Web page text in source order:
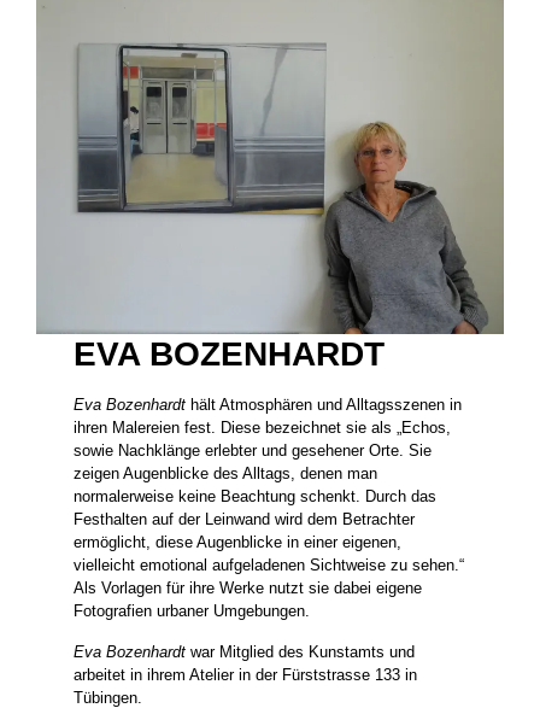
EVA BOZENHARDT
Eva Bozenhardt hält Atmosphären und Alltagsszenen in
ihren Malereien fest. Diese bezeichnet sie als „Echos,
sowie Nachklänge erlebter und gesehener Orte. Sie
zeigen Augenblicke des Alltags, denen man
normalerweise keine Beachtung schenkt. Durch das
Festhalten auf der Leinwand wird dem Betrachter
ermöglicht, diese Augenblicke in einer eigenen,
vielleicht emotional aufgeladenen Sichtweise zu sehen.“
Als Vorlagen für ihre Werke nutzt sie dabei eigene
Fotografien urbaner Umgebungen.
Eva Bozenhardt war Mitglied des Kunstamts und
arbeitet in ihrem Atelier in der Fürststrasse 133 in
Tübingen.